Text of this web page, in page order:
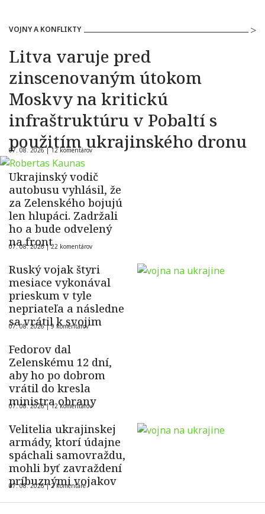
VOJNY A KONFLIKTY
Litva varuje pred
zinscenovaným útokom
Moskvy na kritickú
infraštruktúru v Pobaltí s
použitím ukrajinského dronu
07. 08. 2026 |12 komentárov
Ukrajinský vodič
autobusu vyhlásil, že
za Zelenského bojujú
len hlupáci. Zadržali
ho a bude odvelený
na front
07. 08. 2026 |22 komentárov
Ruský vojak štyri
mesiace vykonával
prieskum v tyle
nepriateľa a následne
sa vrátil k svojim
07. 08. 2026 |9 komentárov
Fedorov dal
Zelenskému 12 dní,
aby ho po dobrom
vrátil do kresla
ministra obrany
07. 08. 2026 |12 komentárov
Velitelia ukrajinskej
armády, ktorí údajne
spáchali samovraždu,
mohli byť zavraždení
príbuznými vojakov
07. 08. 2026 |2 komentáre